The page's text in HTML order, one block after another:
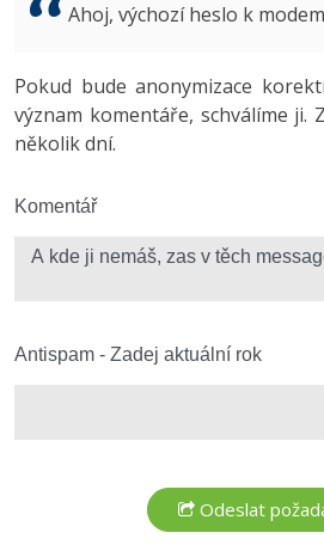
Copywriter
WordPress specialista
Algoritmy -41%
Umělá inteligence (AI) -10%
Fórum
Windows
Kybernetická bezpečnost
Fórum
Ahoj, výchozí heslo k
Pokud bude anonymizace
význam komentáře, schválíme ji.
několik dní.
Komentář
Antispam - Zadej aktuální rok